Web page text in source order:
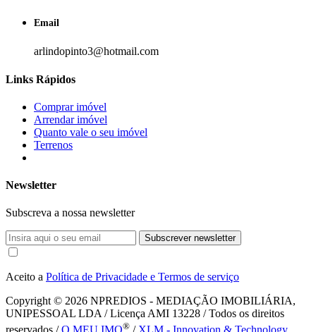
Email
arlindopinto3@hotmail.com
Links Rápidos
Comprar imóvel
Arrendar imóvel
Quanto vale o seu imóvel
Terrenos
Newsletter
Subscreva a nossa newsletter
Subscrever newsletter
Aceito a Política de Privacidade e Termos de serviço
Copyright © 2026 NPREDIOS - MEDIAÇÃO IMOBILIÁRIA,
UNIPESSOAL LDA / Licença AMI 13228 / Todos os direitos
reservados /O MEU IMO® / XLM - Innovation & Technology